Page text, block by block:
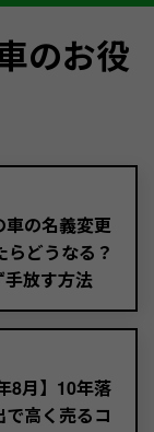
のお役
車の名義変更
らどうなる？
手放す方法
8月】10年落
高く売るコ